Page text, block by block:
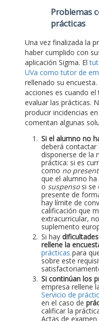
Problemas
prácticas
Una vez finalizada la
haber cumplido con
aplicación Sigma. El
UVa como tutor de
rellenado su
acciones es cuando
evaluar las prácticas.
producir incidencias
comentan algunas
Si el alumno no
deberá contactar
disponerse de la
práctica: si es
como no
que el alumno
o suspensosi se
presente de
hay límite de
calificación que
extracurricular,
suplemento
Si hay
rellene la
prácticas para
sobre este
Si continúan los
empresa rellene
Servicio de
en el caso de
calificar la
Actas de